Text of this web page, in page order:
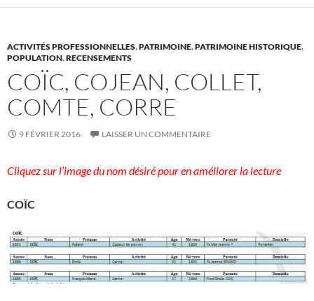
ACTIVITÉS PROFESSIONNELLES,PATRIMOINE,PATRIMOINE HISTORIQUE,
POPULATION,RECENSEMENTS
COÏC, COJEAN, COLLET,
COMTE, CORRE
9 FÉVRIER 2016 LAISSER UN COMMENTAIRE
Cliquez sur l’image du nom désiré pour en améliorer la lecture
COÏC